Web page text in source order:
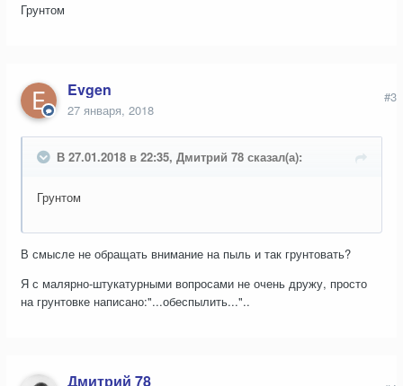
Грунтом
Evgen
27 января, 2018
#3
В 27.01.2018 в 22:35, Дмитрий 78 сказал(а):
Грунтом
В смысле не обращать внимание на пыль и так грунтовать?
Я с малярно-штукатурными вопросами не очень дружу, просто
на грунтовке написано:"...обеспылить..."..
Дмитрий 78